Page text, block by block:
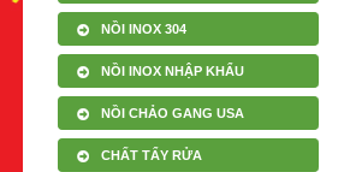
NỒI INOX 304
NỒI INOX NHẬP KHẨU
NỒI CHẢO GANG USA
CHẤT TẨY RỬA